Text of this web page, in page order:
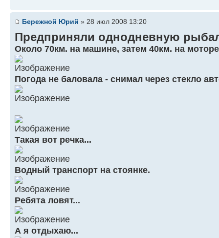
Бережной Юрий » 28 июл 2008 13:20
Предприняли однодневную
Около 70км. на машине, затем 40км. на
Погода не баловала - снимал через стекло
Такая вот речка...
Водный транспорт на стоянке.
Ребята ловят...
А я отдыхаю...